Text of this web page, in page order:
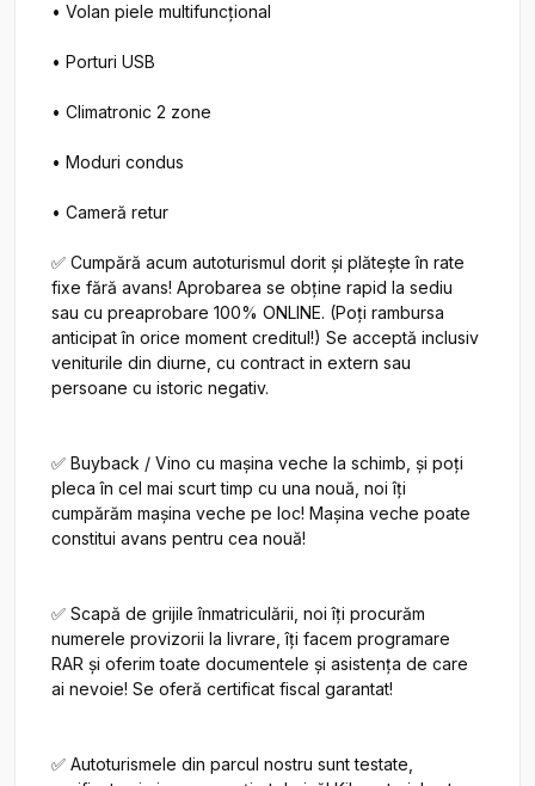
• Volan piele multifuncțional
• Porturi USB
• Climatronic 2 zone
• Moduri condus
• Cameră retur
✅ Cumpără acum autoturismul dorit și plătește în rate
fixe fără avans! Aprobarea se obține rapid la sediu
sau cu preaprobare 100% ONLINE. (Poți rambursa
anticipat în orice moment creditul!) Se acceptă inclusiv
veniturile din diurne, cu contract in extern sau
persoane cu istoric negativ.
✅ Buyback / Vino cu mașina veche la schimb, și poți
pleca în cel mai scurt timp cu una nouă, noi îți
cumpărăm mașina veche pe loc! Mașina veche poate
constitui avans pentru cea nouă!
✅ Scapă de grijile înmatriculării, noi îți procurăm
numerele provizorii la livrare, îți facem programare
RAR și oferim toate documentele și asistența de care
ai nevoie! Se oferă certificat fiscal garantat!
✅ Autoturismele din parcul nostru sunt testate,